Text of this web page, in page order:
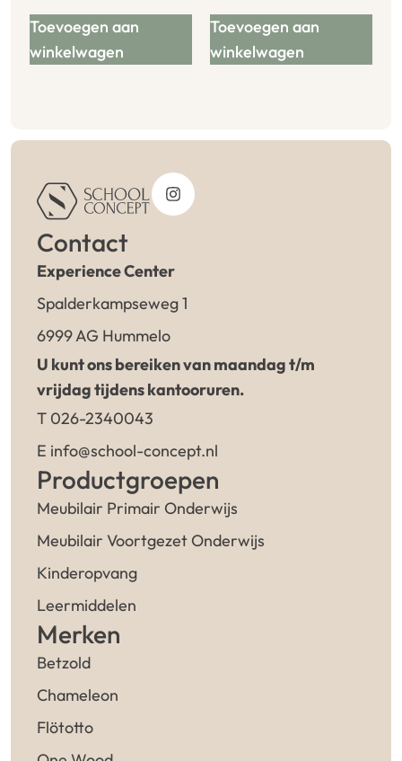
Toevoegen aan
winkelwagen
Toevoegen aan
winkelwagen
Contact
Experience Center
Spalderkampseweg 1
6999 AG Hummelo
U kunt ons bereiken van maandag t/m
vrijdag tijdens kantooruren.
T 026-2340043
E info@school-concept.nl
Productgroepen
Meubilair Primair Onderwijs
Meubilair Voortgezet Onderwijs
Kinderopvang
Leermiddelen
Merken
Betzold
Chameleon
Flötotto